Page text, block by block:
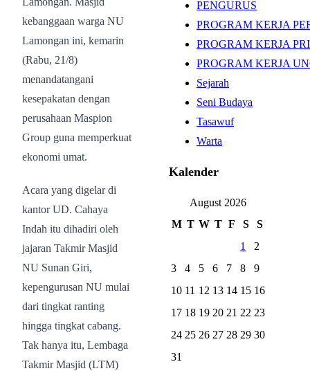
kebanggaan warga NU
Lamongan ini, kemarin
(Rabu, 21/8)
menandatangani
kesepakatan dengan
perusahaan Maspion
Group guna memperkuat
ekonomi umat.
Acara yang digelar di
kantor UD. Cahaya
Indah itu dihadiri oleh
jajaran Takmir Masjid
NU Sunan Giri,
kepengurusan NU mulai
dari tingkat ranting
hingga tingkat cabang.
Tak hanya itu, Lembaga
Takmir Masjid (LTM)
PENGURUS
PROGRAM KERJA
PROGRAM KERJA
PROGRAM KERJA
Sejarah
Seni Budaya
Tasawuf
Warta
Kalender
August 2026
M T W T F S
S
1
2
3
4 5 6 7 8
9
10 11 12 13 14 15 16
17 18 19 20 21 22 23
24 25 26 27 28 29 30
31